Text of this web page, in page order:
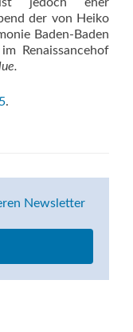
der von Heiko
Baden-Baden
Renaissancehof
.
Newsletter